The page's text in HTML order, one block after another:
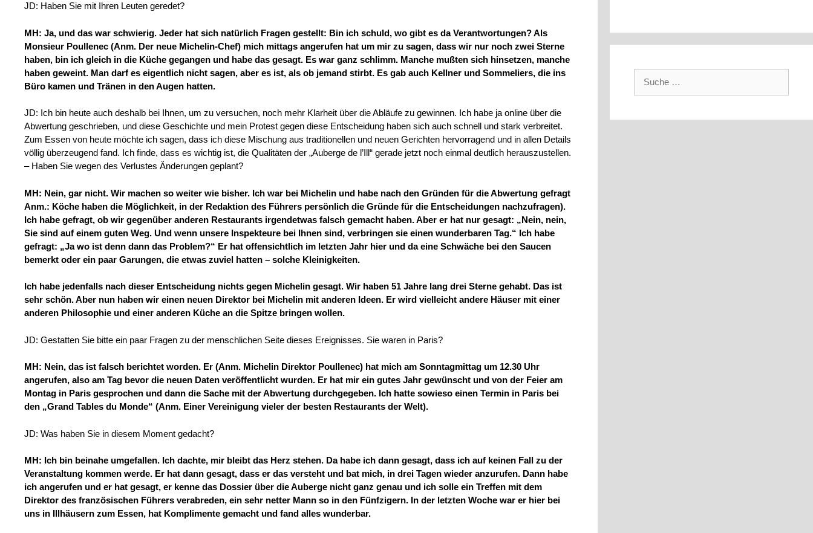
JD: Haben Sie mit Ihren Leuten geredet?
MH: Ja, und das war schwierig. Jeder hat sich natürlich Fragen gestellt: Bin ich schuld, wo gibt es da Verantwortungen?Als
Monsieur Poullenec (Anm. Der neue Michelin-Chef) mich mittags angerufen hat um mir zu sagen, dass wir nur noch zwei Sterne
haben, bin ich gleich in die Küche gegangen und habe das gesagt. Es war ganz schlimm. Manche mußten sich hinsetzen, manche
haben geweint. Man darf es eigentlich nicht sagen, aber es ist, als ob jemand stirbt. Es gab auch Kellner und Sommeliers, die ins
Büro kamen und Tränen in den Augen hatten.
JD: Ich bin heute auch deshalb bei Ihnen, um zu versuchen, noch mehr Klarheit über die Abläufe zu gewinnen. Ich habe ja online über die
Abwertung geschrieben, und diese Geschichte und mein Protest gegen diese Entscheidung haben sich auch schnell und stark verbreitet.
Zum Essen von heute möchte ich sagen, dass ich diese Mischung aus traditionellen und neuen Gerichten hervorragend und in allen Details
völlig überzeugend fand. Ich finde, dass es wichtig ist, die Qualitäten der „Auberge de l’Ill“ gerade jetzt noch einmal deutlich herauszustellen.
– Haben Sie wegen des Verlustes Änderungen geplant?
MH: Nein, gar nicht. Wir machen so weiter wie bisher. Ich war bei Michelin und habe nach den Gründen für die Abwertung gefragt
Anm.: Köche haben die Möglichkeit, in der Redaktion des Führers persönlich die Gründe für die Entscheidungen nachzufragen).
Ich habe gefragt, ob wir gegenüber anderen Restaurants irgendetwas falsch gemacht haben. Aber er hat nur gesagt: „Nein, nein,
Sie sind auf einem guten Weg. Und wenn unsere Inspekteure bei Ihnen sind, verbringen sie einen wunderbaren Tag.“ Ich habe
gefragt: „Ja wo ist denn dann das Problem?“ Er hat offensichtlich im letzten Jahr hier und da eine Schwäche bei den Saucen
bemerkt oder ein paar Garungen, die etwas zuviel hatten – solche Kleinigkeiten.
Ich habe jedenfalls nach dieser Entscheidung nichts gegen Michelin gesagt. Wir haben 51 Jahre lang drei Sterne gehabt. Das ist
sehr schön. Aber nun haben wir einen neuen Direktor bei Michelin mit anderen Ideen. Er wird vielleicht andere Häuser mit einer
anderen Philosophie und einer anderen Küche an die Spitze bringen wollen.
JD: Gestatten Sie bitte ein paar Fragen zu der menschlichen Seite dieses Ereignisses. Sie waren in Paris?
MH: Nein, das ist falsch berichtet worden. Er (Anm. Michelin Direktor Poullenec) hat mich am Sonntagmittag um 12.30 Uhr
angerufen, also am Tag bevor die neuen Daten veröffentlicht wurden. Er hat mir ein gutes Jahr gewünscht und von der Feier am
Montag in Paris gesprochen und dann die Sache mit der Abwertung durchgegeben. Ich hatte sowieso einen Termin in Paris bei
den „Grand Tables du Monde“ (Anm. Einer Vereinigung vieler der besten Restaurants der Welt).
JD: Was haben Sie in diesem Moment gedacht?
MH: Ich bin beinahe umgefallen. Ich dachte, mir bleibt das Herz stehen. Da habe ich dann gesagt, dass ich auf keinen Fall zu der
Veranstaltung kommen werde. Er hat dann gesagt, dass er das versteht und bat mich, in drei Tagen wieder anzurufen. Dann habe
ich angerufen und er hat gesagt, er kenne das Dossier über die Auberge nicht ganz genau und ich solle ein Treffen mit dem
Direktor des französischen Führers verabreden, ein sehr netter Mann so in den Fünfzigern. In der letzten Woche war er hier bei
uns in Illhäusern zum Essen, hat Komplimente gemacht und fand alles wunderbar.
Suche